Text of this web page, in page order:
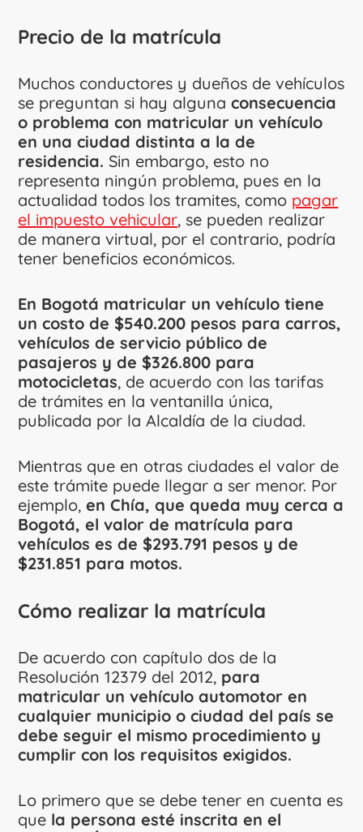
Precio de la matrícula
Muchos conductores y dueños de vehículos
se preguntan si hay alguna consecuencia
o problema con matricular un vehículo
en una ciudad distinta a la de
residencia. Sin embargo, esto no
representa ningún problema, pues en la
actualidad todos los tramites, como pagar
el impuesto vehicular, se pueden realizar
de manera virtual, por el contrario, podría
tener beneficios económicos.
En Bogotá matricular un vehículo tiene
un costo de $540.200 pesos para carros,
vehículos de servicio público de
pasajeros y de $326.800 para
motocicletas, de acuerdo con las tarifas
de trámites en la ventanilla única,
publicada por la Alcaldía de la ciudad.
Mientras que en otras ciudades el valor de
este trámite puede llegar a ser menor. Por
ejemplo,en Chía, que queda muy cerca a
Bogotá, el valor de matrícula para
vehículos es de $293.791 pesos y de
$231.851 para motos.
Cómo realizar la matrícula
De acuerdo con capítulo dos de la
Resolución 12379 del 2012, para
matricular un vehículo automotor en
cualquier municipio o ciudad del país se
debe seguir el mismo procedimiento y
cumplir con los requisitos exigidos.
Lo primero que se debe tener en cuenta es
que la persona esté inscrita en el